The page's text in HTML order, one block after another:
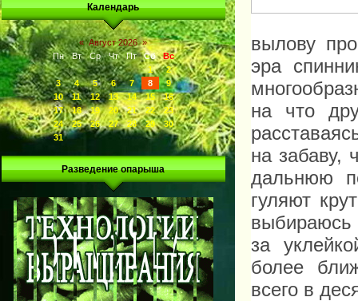
Календарь
« Август 2026 »
Пн
Вт Ср Чт Пт Сб
Вс
1
2
3
4 5 6 7 8
9
10
11 12 13 14 15
16
17
18 19 20 21 22
23
24
25 26 27 28 29
30
31
Разведение опарыша
вылову
эра
на что
на забаву,
дальнюю
гуляют
выбираюсь
за
более
всего в